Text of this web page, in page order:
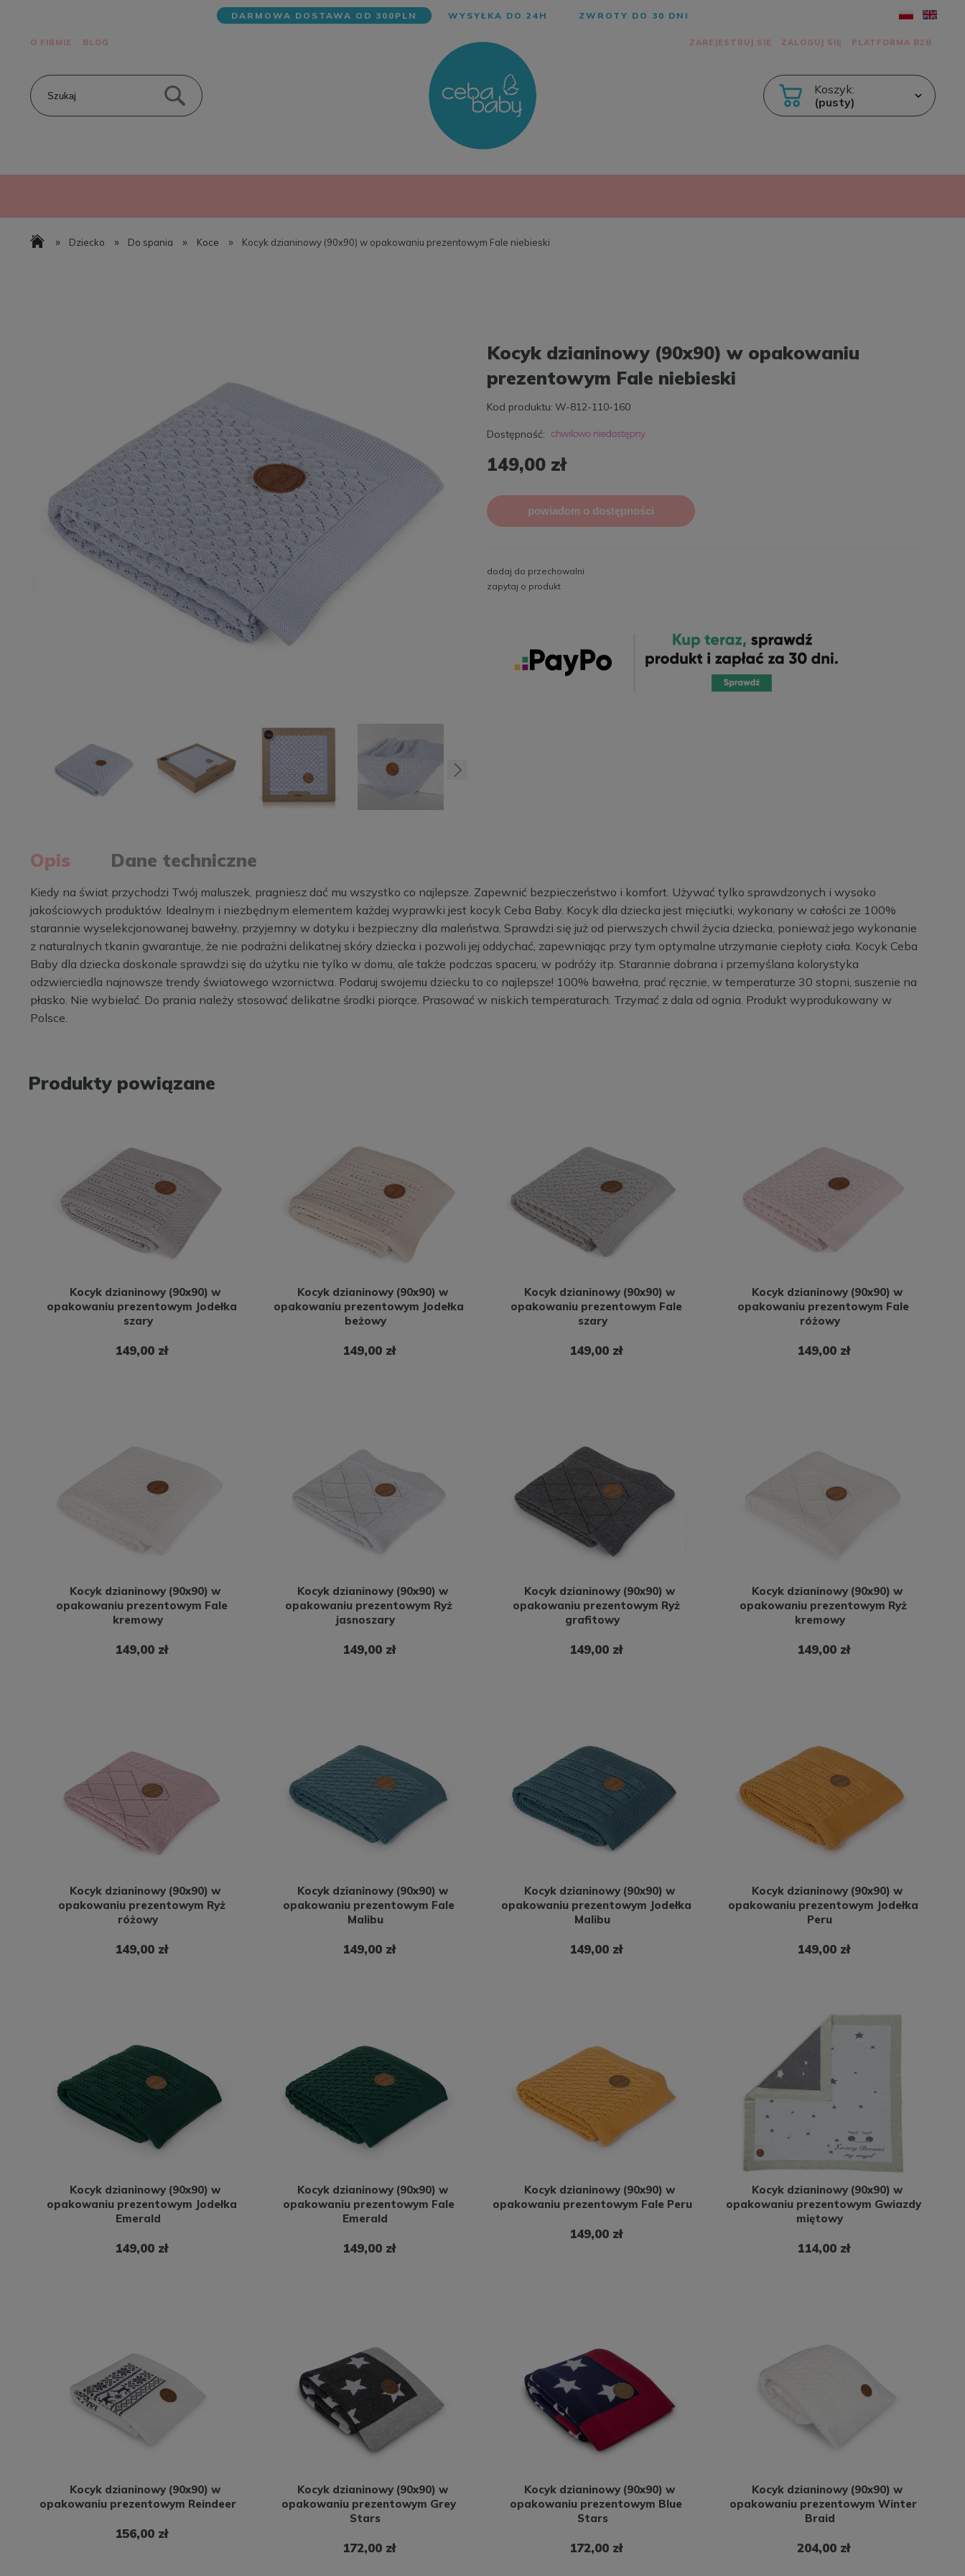
DARMOWA DOSTAWA OD 300PLN WYSYŁKA DO 24H ZWROTY DO 30 DNI
O FIRMIE BLOG ZAREJESTRUJ SIĘ ZALOGUJ SIĘ PLATFORMA B2B
Koszyk:
(pusty)
» Dziecko » Do spania » Koce » Kocyk dzianinowy (90x90) w opakowaniu prezentowym Fale niebieski
Kocyk dzianinowy (90x90) w opakowaniu
prezentowym Fale niebieski
Kod produktu: W-812-110-160
Dostępność:
149,00 zł
powiadom o dostępności
dodaj do przechowalni
zapytaj o produkt
Opis Dane techniczne
Kiedy na świat przychodzi Twój maluszek, pragniesz dać mu wszystko co najlepsze. Zapewnić bezpieczeństwo i komfort. Używać tylko sprawdzonych i wysoko
jakościowych produktów. Idealnym i niezbędnym elementem każdej wyprawki jest kocyk Ceba Baby. Kocyk dla dziecka jest mięciutki, wykonany w całości ze 100%
starannie wyselekcjonowanej bawełny, przyjemny w dotyku i bezpieczny dla maleństwa. Sprawdzi się już od pierwszych chwil życia dziecka, ponieważ jego wykonanie
z naturalnych tkanin gwarantuje, że nie podrażni delikatnej skóry dziecka i pozwoli jej oddychać, zapewniając przy tym optymalne utrzymanie ciepłoty ciała. Kocyk Ceba
Baby dla dziecka doskonale sprawdzi się do użytku nie tylko w domu, ale także podczas spaceru, w podróży itp. Starannie dobrana i przemyślana kolorystyka
odzwierciedla najnowsze trendy światowego wzornictwa. Podaruj swojemu dziecku to co najlepsze! 100% bawełna, prać ręcznie, w temperaturze 30 stopni, suszenie na
płasko. Nie wybielać. Do prania należy stosować delikatne środki piorące. Prasować w niskich temperaturach. Trzymać z dala od ognia. Produkt wyprodukowany w
Polsce.
Produkty powiązane
Kocyk dzianinowy (90x90) w
opakowaniu prezentowym Jodełka
szary
149,00 zł
Kocyk dzianinowy (90x90) w
opakowaniu prezentowym Jodełka
beżowy
149,00 zł
Kocyk dzianinowy (90x90) w
opakowaniu prezentowym Fale
szary
149,00 zł
Kocyk dzianinowy (90x90) w
opakowaniu prezentowym Fale
różowy
149,00 zł
Kocyk dzianinowy (90x90) w
opakowaniu prezentowym Fale
kremowy
149,00 zł
Kocyk dzianinowy (90x90) w
opakowaniu prezentowym Ryż
jasnoszary
149,00 zł
Kocyk dzianinowy (90x90) w
opakowaniu prezentowym Ryż
grafitowy
149,00 zł
Kocyk dzianinowy (90x90) w
opakowaniu prezentowym Ryż
kremowy
149,00 zł
Kocyk dzianinowy (90x90) w
opakowaniu prezentowym Ryż
różowy
149,00 zł
Kocyk dzianinowy (90x90) w
opakowaniu prezentowym Fale
Malibu
149,00 zł
Kocyk dzianinowy (90x90) w
opakowaniu prezentowym Jodełka
Malibu
149,00 zł
Kocyk dzianinowy (90x90) w
opakowaniu prezentowym Jodełka
Peru
149,00 zł
Kocyk dzianinowy (90x90) w
opakowaniu prezentowym Jodełka
Emerald
149,00 zł
Kocyk dzianinowy (90x90) w
opakowaniu prezentowym Fale
Emerald
149,00 zł
Kocyk dzianinowy (90x90) w
opakowaniu prezentowym Fale Peru
149,00 zł
Kocyk dzianinowy (90x90) w
opakowaniu prezentowym Gwiazdy
miętowy
114,00 zł
Kocyk dzianinowy (90x90) w
opakowaniu prezentowym Reindeer
156,00 zł
Kocyk dzianinowy (90x90) w
opakowaniu prezentowym Grey
Stars
172,00 zł
Kocyk dzianinowy (90x90) w
opakowaniu prezentowym Blue
Stars
172,00 zł
Kocyk dzianinowy (90x90) w
opakowaniu prezentowym Winter
Braid
204,00 zł